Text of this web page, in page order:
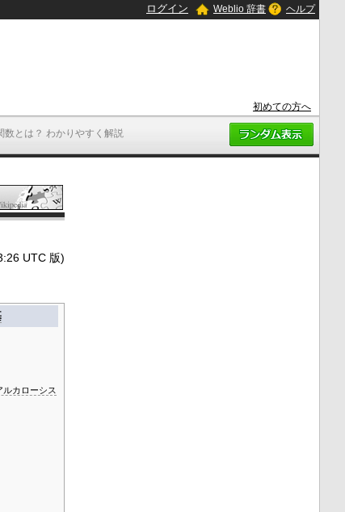
数とは？ わかりやすく解説
ログイン Weblio 辞書 ヘルプ
初めての方へ
UTC 版)
ルカローシス